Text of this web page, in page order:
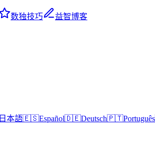
数独技巧
益智博客
日本語🇪🇸Español🇩🇪Deutsch🇵🇹Português